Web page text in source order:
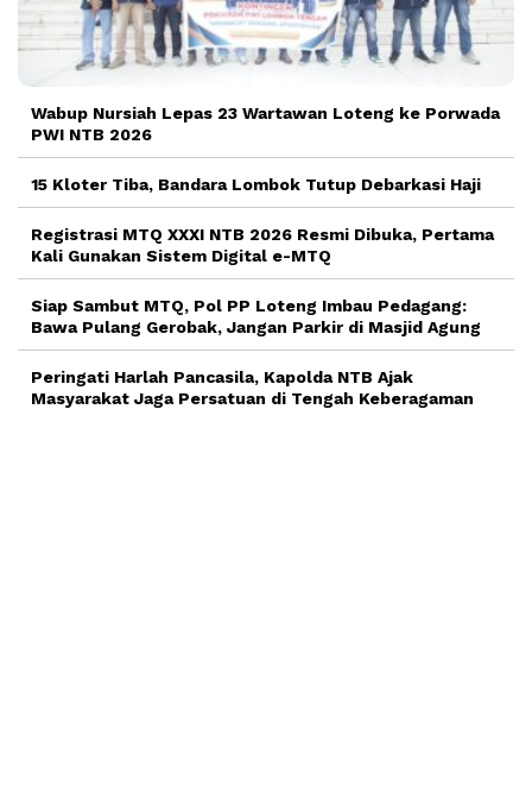
Wabup Nursiah Lepas 23 Wartawan Loteng ke Porwada
PWI NTB 2026
15 Kloter Tiba, Bandara Lombok Tutup Debarkasi Haji
Registrasi MTQ XXXI NTB 2026 Resmi Dibuka, Pertama
Kali Gunakan Sistem Digital e-MTQ
Siap Sambut MTQ, Pol PP Loteng Imbau Pedagang:
Bawa Pulang Gerobak, Jangan Parkir di Masjid Agung
Peringati Harlah Pancasila, Kapolda NTB Ajak
Masyarakat Jaga Persatuan di Tengah Keberagaman